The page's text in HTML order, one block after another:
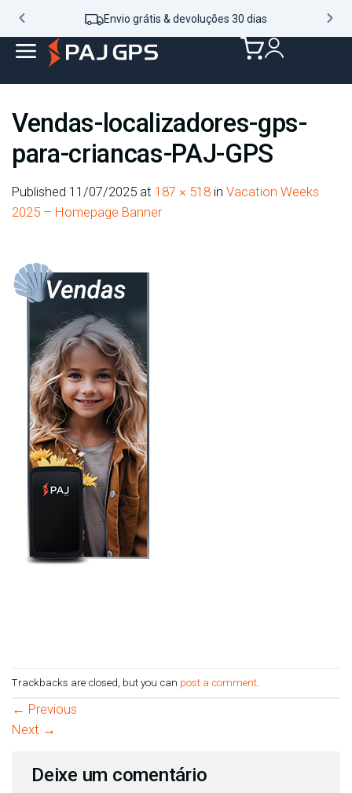
Envio grátis & devoluções 30 dias
Vendas-localizadores-gps-
para-criancas-PAJ-GPS
Published 11/07/2025 at 187 × 518 in Vacation Weeks
2025 – Homepage Banner
Trackbacks are closed, but you can post a comment.
← Previous
Next →
Deixe um comentário